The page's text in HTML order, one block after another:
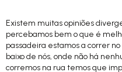
Existem muitas opiniões
percebamos bem o que é
passadeira estamos a correr
baixo de nós, onde não há
corremos na rua temos que